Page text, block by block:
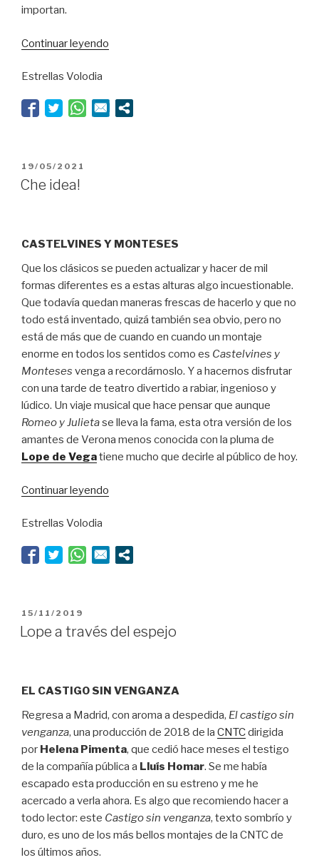
importan.
Continuar leyendo
el
Estrellas Volodia
PUBLICADO
EL
19/05/2021
Che idea!
CASTELVINES Y MONTESES
Que los clásicos se pueden actualizar y hacer de mil
formas diferentes es a estas alturas algo incuestionable.
Que todavía quedan maneras frescas de hacerlo y que no
todo está inventado, quizá también sea obvio, pero no
está de más que de cuando en cuando un montaje
enorme en todos los sentidos como es Castelvines y
Monteses venga a recordárnoslo. Y a hacernos disfrutar
con una tarde de teatro divertido a rabiar, ingenioso y
lúdico. Un viaje musical que hace pensar que aunque
Romeo y Julietase lleva la fama, esta otra versión de los
amantes de Verona menos conocida con la pluma de
Lope de Vegatiene mucho que decirle al público de hoy.
Continuar leyendo
Estrellas Volodia
PUBLICADO
EL
15/11/2019
Lope a través del espejo
EL CASTIGO SIN VENGANZA
Regresa a Madrid, con aroma a despedida, El castigo sin
venganza, una producción de 2018 de la CNTCdirigida
por Helena Pimenta, que cedió hace meses el testigo
de la compañía pública a Lluís Homar. Se me había
escapado esta producción en su estreno y me he
acercado a verla ahora. Es algo que recomiendo hacer a
todo lector: este Castigo sin venganza, texto sombrío y
duro, es uno de los más bellos montajes de la CNTC de
los últimos años.